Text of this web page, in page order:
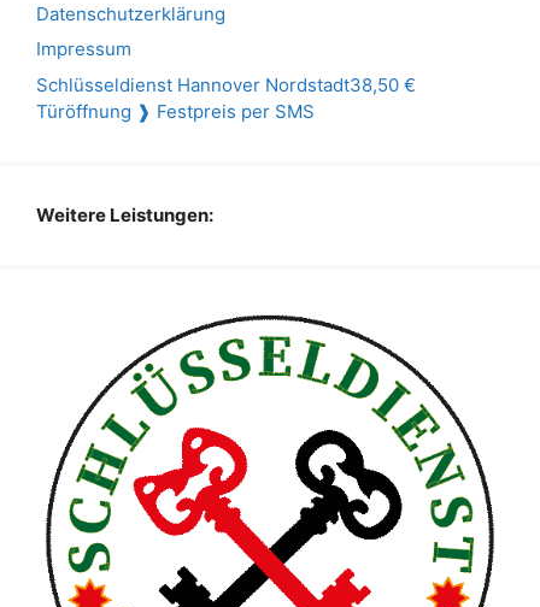
Datenschutzerklärung
Impressum
Schlüsseldienst Hannover Nordstadt38,50 €
Türöffnung ❱ Festpreis per SMS
Weitere Leistungen: